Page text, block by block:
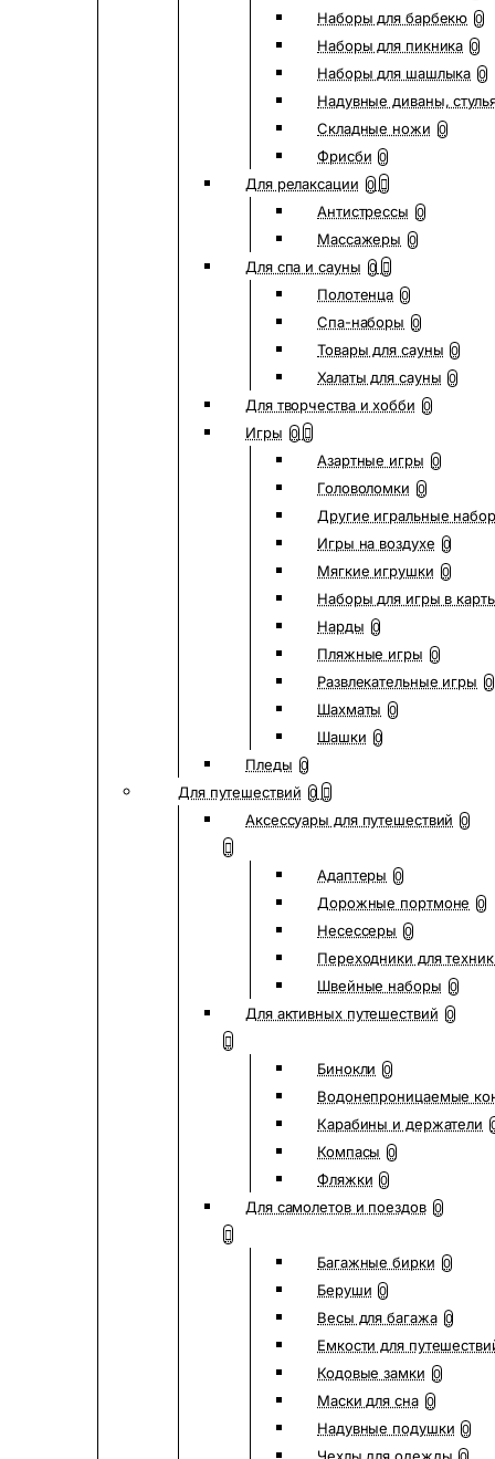
Наборы для барбекю 0
Наборы для пикника 0
Наборы для шашлыка 0
Надувные диваны,
Складные ножи 0
Фрисби 0
Для релаксации 0
Антистрессы 0
Массажеры 0
Для спа и сауны 0
Полотенца 0
Спа-наборы 0
Товары для сауны 0
Халаты для сауны 0
Для творчества и хобби 0
Игры 0
Азартные игры 0
Головоломки 0
Другие игральные
Игры на воздухе 0
Мягкие игрушки 0
Наборы для игры в
Нарды 0
Пляжные игры 0
Развлекательные игры 0
Шахматы 0
Шашки 0
Пледы 0
Для путешествий 0
Аксессуары для путешествий 0
Адаптеры 0
Дорожные портмоне 0
Несессеры 0
Переходники для
Швейные наборы 0
Для активных путешествий 0
Бинокли 0
Водонепроницаемые
Карабины и держатели
Компасы 0
Фляжки 0
Для самолетов и поездов 0
Багажные бирки 0
Беруши 0
Весы для багажа 0
Емкости для
Кодовые замки 0
Маски для сна 0
Надувные подушки 0